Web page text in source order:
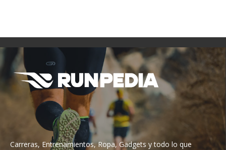
Carreras, Entrenamientos, Ropa, Gadgets y todo lo que